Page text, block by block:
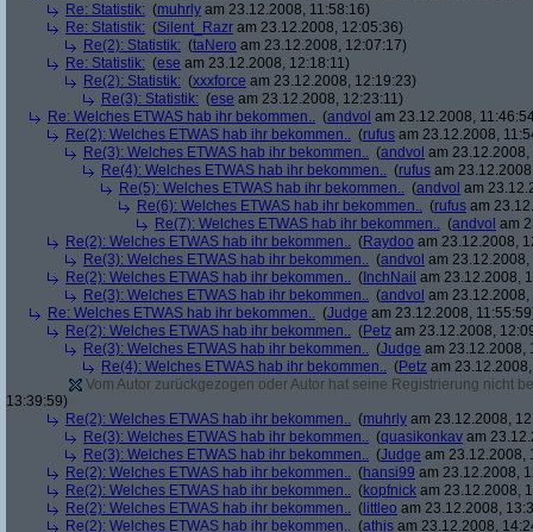
Re: Statistik: (muhrly am 23.12.2008, 11:58:16)
Re: Statistik: (Silent_Razr am 23.12.2008, 12:05:36)
Re(2): Statistik: (taNero am 23.12.2008, 12:07:17)
Re: Statistik: (ese am 23.12.2008, 12:18:11)
Re(2): Statistik: (xxxforce am 23.12.2008, 12:19:23)
Re(3): Statistik: (ese am 23.12.2008, 12:23:11)
Re: Welches ETWAS hab ihr bekommen.. (andvol am 23.12.2008,
Re(2): Welches ETWAS hab ihr bekommen.. (rufus am 23.12.2008,
Re(3): Welches ETWAS hab ihr bekommen.. (andvol am
Re(4): Welches ETWAS hab ihr bekommen.. (rufus am
Re(5): Welches ETWAS hab ihr bekommen.. (andvol am
Re(6): Welches ETWAS hab ihr bekommen.. (rufus am
Re(7): Welches ETWAS hab ihr bekommen.. (andvol am
Re(2): Welches ETWAS hab ihr bekommen.. (Raydoo am 23.12.2008,
Re(3): Welches ETWAS hab ihr bekommen.. (andvol am
Re(2): Welches ETWAS hab ihr bekommen.. ( InchNail am 23.12.2008,
Re(3): Welches ETWAS hab ihr bekommen.. (andvol am
Re: Welches ETWAS hab ihr bekommen.. (Judge am 23.12.2008,
Re(2): Welches ETWAS hab ihr bekommen.. (Petz am 23.12.2008,
Re(3): Welches ETWAS hab ihr bekommen.. (Judge am 23.12.2008,
Re(4): Welches ETWAS hab ihr bekommen.. (Petz am
Vom Autor zurückgezogen oder Autor hat seine Registrierung nicht
13:39:59)
Re(2): Welches ETWAS hab ihr bekommen.. (muhrly am 23.12.2008,
Re(3): Welches ETWAS hab ihr bekommen.. (quasikonkav am
Re(3): Welches ETWAS hab ihr bekommen.. (Judge am 23.12.2008,
Re(2): Welches ETWAS hab ihr bekommen.. (hansi99 am 23.12.2008,
Re(2): Welches ETWAS hab ihr bekommen.. (kopfnick am 23.12.2008,
Re(2): Welches ETWAS hab ihr bekommen.. ( littleo am 23.12.2008,
Re(2): Welches ETWAS hab ihr bekommen.. (athis am 23.12.2008,